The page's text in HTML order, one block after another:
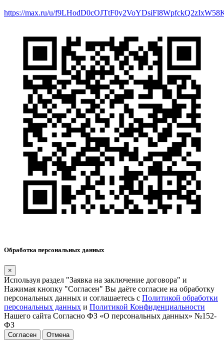
https://max.ru/u/
Обработка персональных данных
×
Используя раздел "Заявка на заключение договора" и
Нажимая кнопку "Согласен" Вы даёте согласие на обработку
персональных данных и соглашаетесь с Политикой обработки
персональных данных и Политикой Конфиденциальности
Нашего сайта Согласно ФЗ «О персональных данных» №152-
ФЗ
Согласен Отмена